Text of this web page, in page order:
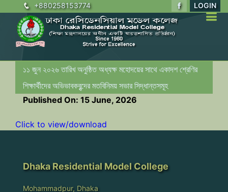
+880258153774 LOGIN
১১ জুন ২০২৬ তারিখ অনুষ্ঠিত অধ্যক্ষ মহোদয়ের সাথে একাদশ শ্রেণির
শিক্ষার্থীদের অভিভাবকবৃন্দের মতবিনিময় সভার সিদ্ধান্তসমূহ
Published On: 15 June, 2026
Click to view/download
Dhaka Residential Model College
Mohammadpur, Dhaka